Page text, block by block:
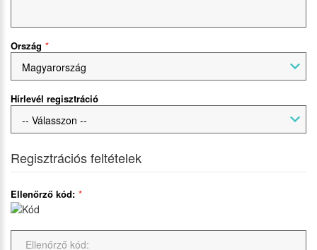
Ország
Magyarország
Hírlevél regisztráció
-- Válasszon --
Regisztrációs feltételek
Ellenőrző kód: